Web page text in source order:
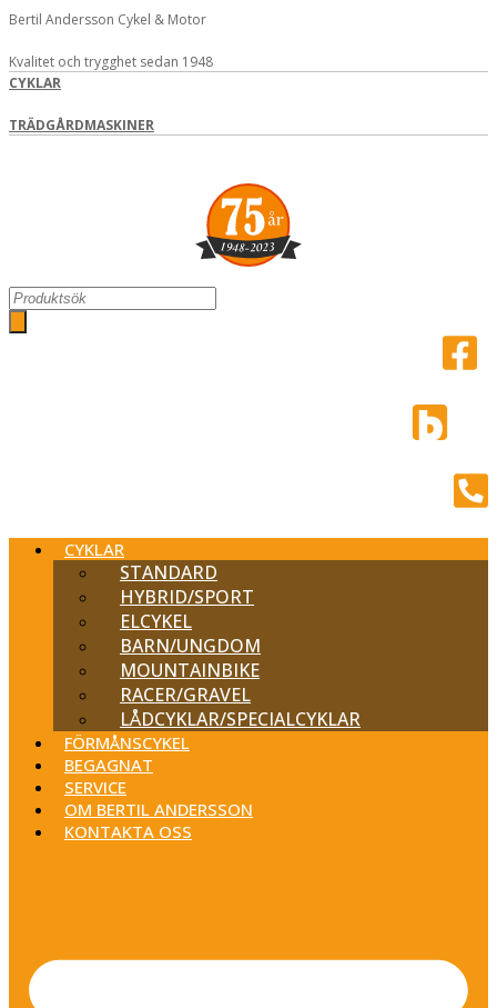
Hoppa
innehåll
Bertil Andersson Cykel & Motor
Kvalitet och trygghet sedan 1948
CYKLAR
TRÄDGÅRDMASKINER
Search
...
CYKLAR
STANDARD
HYBRID/SPORT
ELCYKEL
BARN/UNGDOM
MOUNTAINBIKE
RACER/GRAVEL
LÅDCYKLAR/SPECIALCYKLAR
FÖRMÅNSCYKEL
BEGAGNAT
SERVICE
OM BERTIL ANDERSSON
KONTAKTA OSS